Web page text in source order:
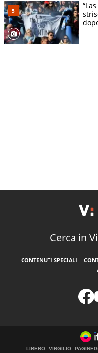
Cerca in
CONTENUTI SPECIALI
LIBERO VIRGILIO